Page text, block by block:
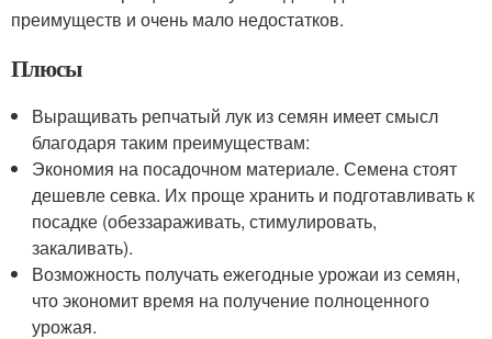
преимуществ и очень мало недостатков.
Плюсы
Выращивать репчатый лук из семян имеет смысл
благодаря таким преимуществам:
Экономия на посадочном материале. Семена стоят
дешевле севка. Их проще хранить и подготавливать к
посадке (обеззараживать, стимулировать,
закаливать).
Возможность получать ежегодные урожаи из семян,
что экономит время на получение полноценного
урожая.